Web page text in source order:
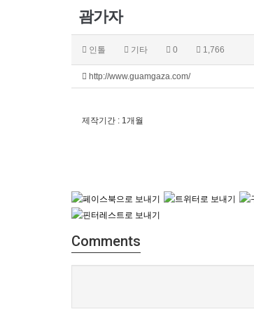
괌가자
인톨 기타 0 1,766
http://www.guamgaza.com/
제작기간 : 1개월
Comments